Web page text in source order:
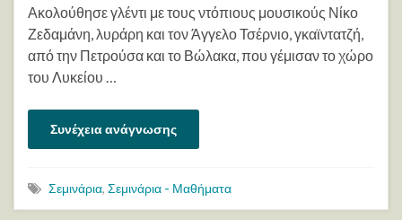
Ακολούθησε γλέντι με τους ντόπιους μουσικούς Νίκο
Ζεδαμάνη, λυράρη και τον Άγγελο Τσέρνιο, γκαϊντατζή,
από την Πετρούσα και το Βώλακα, που γέμισαν το χώρο
του Λυκείου …
Συνέχεια ανάγνωσης
Σεμινάρια, Σεμινάρια - Μαθήματα